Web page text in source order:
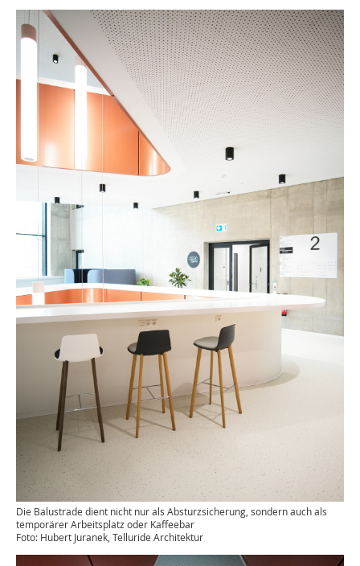
Die Balustrade dient nicht nur als Absturzsicherung, sondern auch als
temporärer Arbeitsplatz oder Kaffeebar
Foto: Hubert Juranek, Telluride Architektur